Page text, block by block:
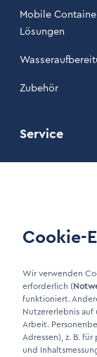
Mobile
Lösungen
Zubehör
Service
Cookie-
Wir verwenden
erforderlich (
funktioniert.
Nutzererlebnis auf
Arbeit.
Adressen), z. B.
und